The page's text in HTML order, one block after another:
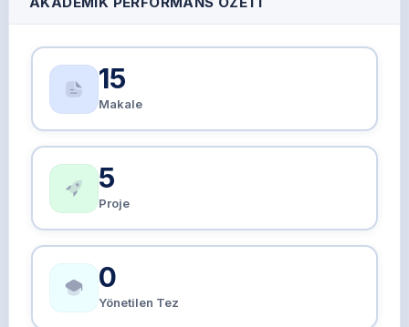
15
Makale
5
Proje
0
Yönetilen Tez